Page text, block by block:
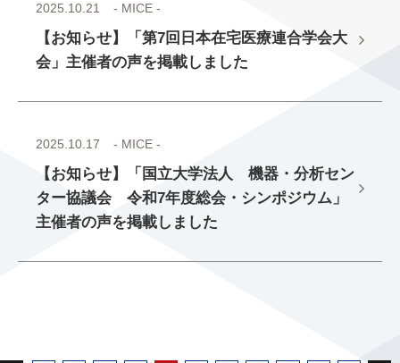
2025.10.21 - MICE -
【お知らせ】「第7回日本在宅医療連合学会大
会」主催者の声を掲載しました
2025.10.17 - MICE -
【お知らせ】「国立大学法人 機器・分析セン
ター協議会 令和7年度総会・シンポジウム」
主催者の声を掲載しました